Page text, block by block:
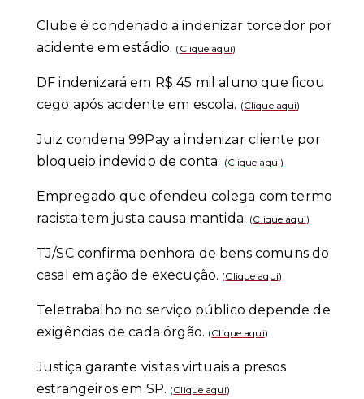
Clube é condenado a indenizar torcedor por
acidente em estádio. ( Clique aqui)
DF indenizará em R$ 45 mil aluno que ficou
cego após acidente em escola. (Clique aqui)
Juiz condena 99Pay a indenizar cliente por
bloqueio indevido de conta. (Clique aqui)
Empregado que ofendeu colega com termo
racista tem justa causa mantida. (Clique aqui)
TJ/SC confirma penhora de bens comuns do
casal em ação de execução. (Clique aqui)
Teletrabalho no serviço público depende de
exigências de cada órgão. (Clique aqui)
Justiça garante visitas virtuais a presos
estrangeiros em SP. (Clique aqui)